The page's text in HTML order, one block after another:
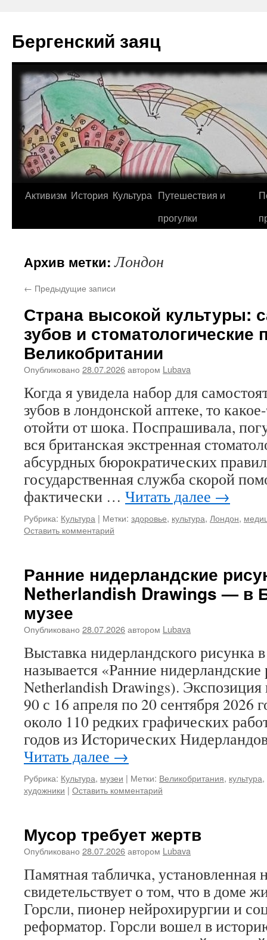
содержимому
Бергенский заяц
Активизм История Культура Путешествия и
прогулки
Архив метки:Лондон
← Предыдущие записи
Страна высокой культуры:
зубов и стоматологические
Великобритании
Опубликовано 28.07.2026автором Lubava
Когда я увидела набор для
зубов в лондонской аптеке, то
отойти от шока. Поспрашивала,
вся британская экстренная
абсурдных бюрократических
государственная служба скорой
фактически … Читать далее →
Рубрика: Культура | Метки: здоровье, культура, Лондон,
Оставить комментарий
Ранние нидерландские
Netherlandish Drawings — в
музее
Опубликовано 28.07.2026автором Lubava
Выставка нидерландского рисунка
называется «Ранние
Netherlandish Drawings). Экспозиция
90 с 16 апреля по 20 сентября 2026
около 110 редких графических
годов из Исторических
Читать далее →
Рубрика: Культура, музеи | Метки: Великобритания, культура,
художники | Оставить комментарий
Мусор требует жертв
Опубликовано 28.07.2026автором Lubava
Памятная табличка, установленная
свидетельствует о том, что в доме
Горсли, пионер нейрохирургии и
реформатор. Горсли вошел в